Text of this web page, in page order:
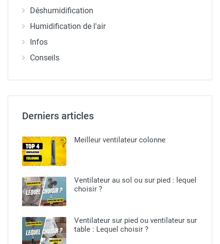
Déshumidification
Humidification de l'air
Infos
Conseils
Derniers articles
Meilleur ventilateur colonne
Ventilateur au sol ou sur pied​ : lequel
choisir ?
Ventilateur sur pied ou ventilateur sur
table : Lequel choisir ?